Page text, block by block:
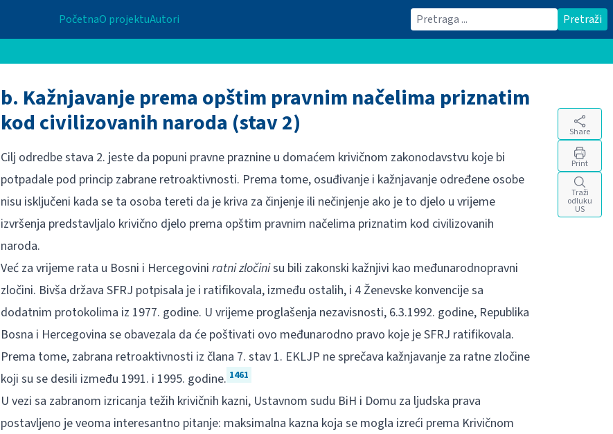
PočetnaO projektuAutori Traži Pretraži
b. Kažnjavanje prema opštim pravnim načelima priznatim
kod civilizovanih naroda (stav 2)
Cilj odredbe stava 2. jeste da popuni pravne praznine u domaćem krivičnom zakonodavstvu koje bi
potpadale pod princip zabrane retroaktivnosti. Prema tome, osuđivanje i kažnjavanje određene osobe
nisu isključeni kada se ta osoba tereti da je kriva za činjenje ili nečinjenje ako je to djelo u vrijeme
izvršenja predstavljalo krivično djelo prema opštim pravnim načelima priznatim kod civilizovanih
naroda.
Već za vrijeme rata u Bosni i Hercegovini ratni zločinisu bili zakonski kažnjivi kao međunarodnopravni
zločini. Bivša država SFRJ potpisala je i ratifikovala, između ostalih, i 4 Ženevske konvencije sa
dodatnim protokolima iz 1977. godine. U vrijeme proglašenja nezavisnosti, 6.3.1992. godine, Republika
Bosna i Hercegovina se obavezala da će poštivati ovo međunarodno pravo koje je SFRJ ratifikovala.
Prema tome, zabrana retroaktivnosti iz člana 7. stav 1. EKLJP ne sprečava kažnjavanje za ratne zločine
koji su se desili između 1991. i 1995. godine. 1461
U vezi sa zabranom izricanja težih krivičnih kazni, Ustavnom sudu BiH i Domu za ljudska prava
postavljeno je veoma interesantno pitanje: maksimalna kazna koja se mogla izreći prema Krivičnom
Share
Print
Traži
odluku
US